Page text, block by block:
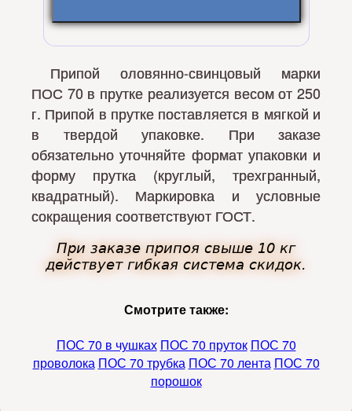
Припой оловянно-свинцовый марки
ПОС 70 в прутке реализуется весом от 250
г. Припой в прутке поставляется в мягкой и
в твердой упаковке. При заказе
обязательно уточняйте формат упаковки и
форму прутка (круглый, трехгранный,
квадратный). Маркировка и условные
сокращения соответствуют ГОСТ.
При заказе припоя свыше 10 кг
действует гибкая система скидок.
Смотрите также:
ПОС 70 в чушках ПОС 70 пруток ПОС 70
проволока ПОС 70 трубка ПОС 70 лента ПОС 70
порошок